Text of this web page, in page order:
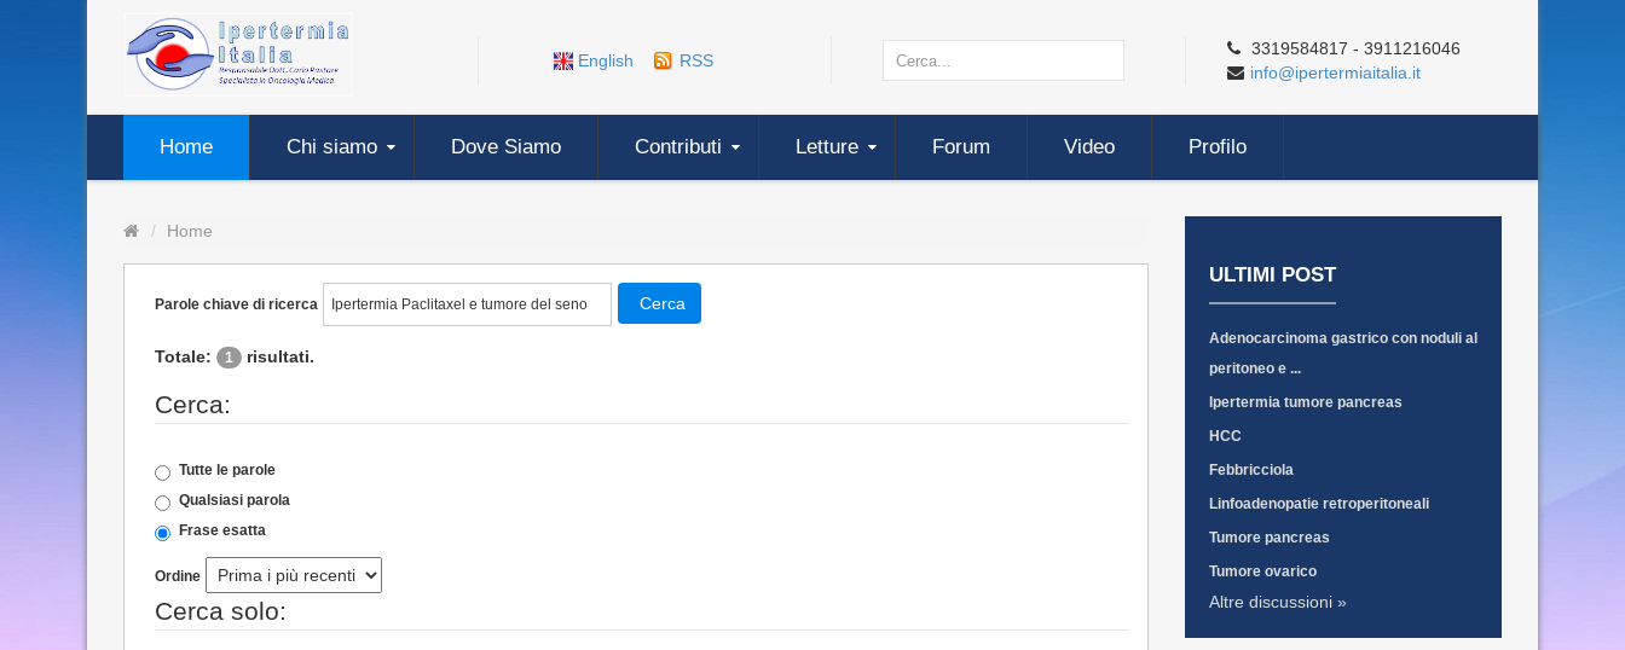
English RSS
3319584817 - 3911216046
info@ipertermiaitalia.it
Home Chi siamo Dove Siamo Contributi Letture Forum Video Profilo
Home
Parole chiave di ricerca Cerca
Totale: 1 risultati.
Cerca:
Tutte le parole
Qualsiasi parola
Frase esatta
Ordine
Cerca solo:
ULTIMI POST
Adenocarcinoma gastrico con noduli al
peritoneo e ...
Ipertermia tumore pancreas
HCC
Febbricciola
Linfoadenopatie retroperitoneali
Tumore pancreas
Tumore ovarico
Altre discussioni »